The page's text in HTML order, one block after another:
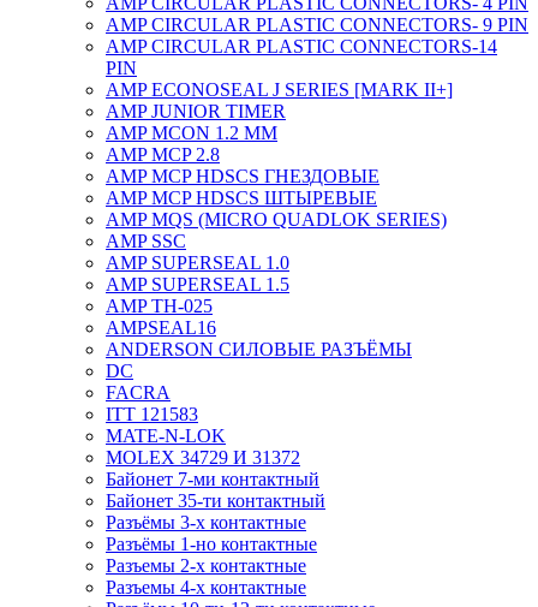
AMP CIRCULAR PLASTIC CONNECTORS- 9 PIN
AMP CIRCULAR PLASTIC CONNECTORS-14
PIN
AMP ECONOSEAL J SERIES [MARK II+]
AMP JUNIOR TIMER
AMP MCON 1.2 MM
AMP MCP 2.8
AMP MCP HDSCS ГНЕЗДОВЫЕ
AMP MCP HDSCS ШТЫРЕВЫЕ
AMP MQS (MICRO QUADLOK SERIES)
AMP SSC
AMP SUPERSEAL 1.0
AMP SUPERSEAL 1.5
AMP ТН-025
AMPSEAL16
ANDERSON СИЛОВЫЕ РАЗЪЁМЫ
DC
FACRA
ITT 121583
MATE-N-LOK
MOLEX 34729 И 31372
Байонет 7-ми контактный
Байонет 35-ти контактный
Разъёмы 3-х контактные
Разъёмы 1-но контактные
Разъемы 2-х контактные
Разъемы 4-х контактные